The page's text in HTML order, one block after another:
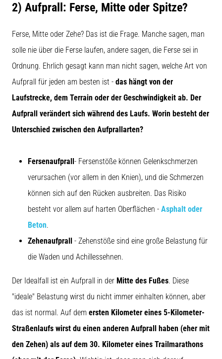
2) Aufprall: Ferse, Mitte oder Spitze?
Ferse, Mitte oder Zehe? Das ist die Frage. Manche sagen, man
solle nie über die Ferse laufen, andere sagen, die Ferse sei in
Ordnung. Ehrlich gesagt kann man nicht sagen, welche Art von
Aufprall für jeden am besten ist - das hängt von der
Laufstrecke, dem Terrain oder der Geschwindigkeit ab. Der
Aufprall verändert sich während des Laufs. Worin besteht der
Unterschied zwischen den Aufprallarten?
Fersenaufprall- Fersenstöße können Gelenkschmerzen
verursachen (vor allem in den Knien), und die Schmerzen
können sich auf den Rücken ausbreiten. Das Risiko
besteht vor allem auf harten Oberflächen - Asphalt oder
Beton.
Zehenaufprall - Zehenstöße sind eine große Belastung für
die Waden und Achillessehnen.
Der Idealfall ist ein Aufprall in der Mitte des Fußes. Diese
"ideale" Belastung wirst du nicht immer einhalten können, aber
das ist normal. Auf dem ersten Kilometer eines 5-Kilometer-
Straßenlaufs wirst du einen anderen Aufprall haben (eher mit
den Zehen) als auf dem 30. Kilometer eines Trailmarathons